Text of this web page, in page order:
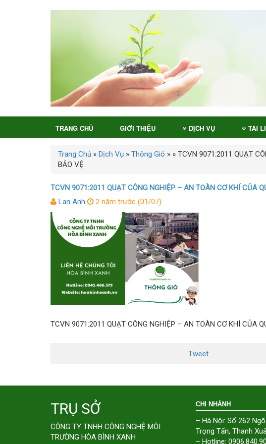
TRANG CHỦ GIỚI THIỆU DỊCH VỤ TÀI
Trang Chủ » Dịch Vụ » Thông Gió » » TCVN 9071:2011 QUẠT
BẢO VỆ
TCVN 9071:2011 QUẠT CÔNG NGHIỆP – AN TOÀN CƠ KHÍ CỦA
Lan Anh
2 năm trước (01/07)
TCVN 9071:2011 QUẠT CÔNG NGHIỆP – AN TOÀN CƠ KHÍ CỦA
Tweet
TRỤ SỞ
CÔNG TY TNHH CÔNG NGHỆ MÔI
TRƯỜNG HÒA BÌNH XANH
CHI NHÁNH
– Hà Nội: Số 262
Trọng Tấn, Thanh
– Hotline: